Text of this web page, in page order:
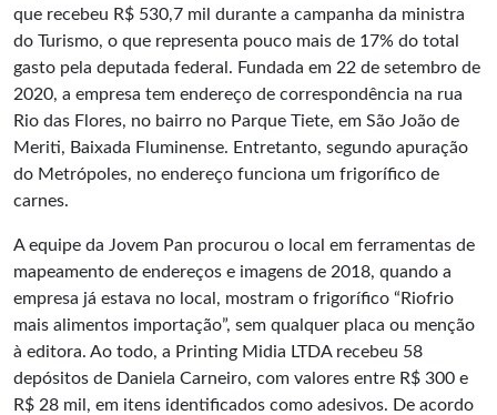
que recebeu R$ 530,7 mil durante a campanha da ministra
do Turismo, o que representa pouco mais de 17% do total
gasto pela deputada federal. Fundada em 22 de setembro de
2020, a empresa tem endereço de correspondência na rua
Rio das Flores, no bairro no Parque Tiete, em São João de
Meriti, Baixada Fluminense. Entretanto, segundo apuração
do Metrópoles, no endereço funciona um frigorífico de
carnes.
A equipe da Jovem Pan procurou o local em ferramentas de
mapeamento de endereços e imagens de 2018, quando a
empresa já estava no local, mostram o frigorífico “Riofrio
mais alimentos importação”, sem qualquer placa ou menção
à editora. Ao todo, a Printing Midia LTDA recebeu 58
depósitos de Daniela Carneiro, com valores entre R$ 300 e
R$ 28 mil, em itens identificados como adesivos. De acordo